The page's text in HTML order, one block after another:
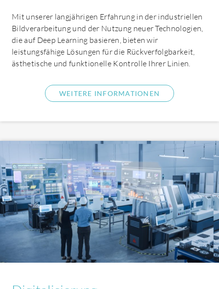
Über uns
Karrieren
Mit unserer langjährigen Erfahrung in der industriellen
Bildverarbeitung und der Nutzung neuer Technologien,
die auf Deep Learning basieren, bieten wir
leistungsfähige Lösungen für die Rückverfolgbarkeit,
ästhetische und funktionelle Kontrolle Ihrer Linien.
WEITERE INFORMATIONEN